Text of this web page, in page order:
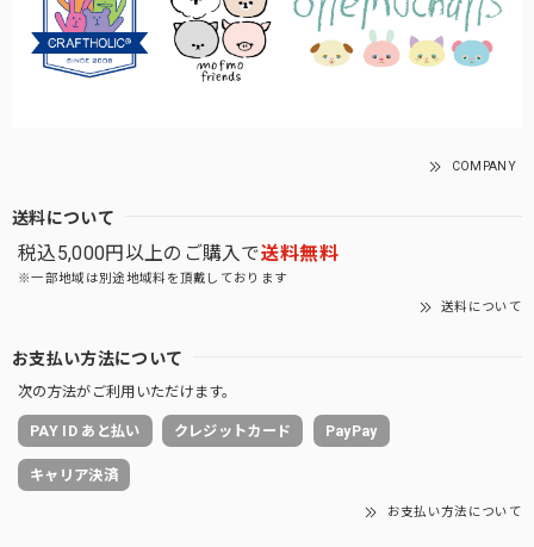
COMPANY
送料について
税込5,000円以上のご購入で送料無料
※一部地域は別途地域料を頂戴しております
送料について
お支払い方法について
次の方法がご利用いただけます。
PAY ID あと払い クレジットカード PayPay
キャリア決済
お支払い方法について